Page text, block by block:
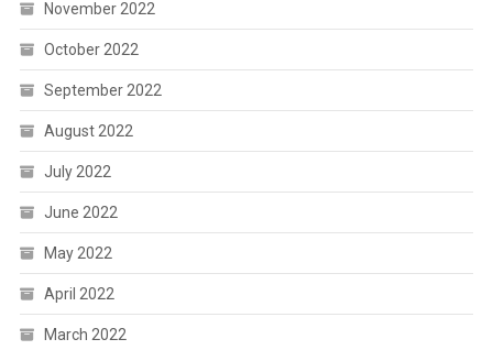
November 2022
October 2022
September 2022
August 2022
July 2022
June 2022
May 2022
April 2022
March 2022